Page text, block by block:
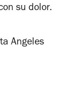
su dolor.